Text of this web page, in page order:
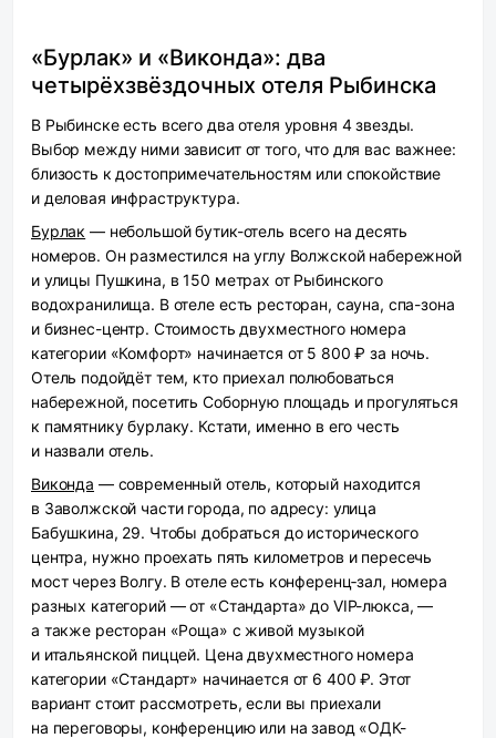
«Бурлак» и «Виконда»: два
четырёхзвёздочных отеля Рыбинска
В Рыбинске есть всего два отеля уровня 4 звезды.
Выбор между ними зависит от того, что для вас важнее:
близость к достопримечательностям или спокойствие
и деловая инфраструктура.
Бурлак — небольшой бутик-отель всего на десять
номеров. Он разместился на углу Волжской набережной
и улицы Пушкина, в 150 метрах от Рыбинского
водохранилища. В отеле есть ресторан, сауна, спа-зона
и бизнес-центр. Стоимость двухместного номера
категории «Комфорт» начинается от 5 800 ₽ за ночь.
Отель подойдёт тем, кто приехал полюбоваться
набережной, посетить Соборную площадь и прогуляться
к памятнику бурлаку. Кстати, именно в его честь
и назвали отель.
Виконда — современный отель, который находится
в Заволжской части города, по адресу: улица
Бабушкина, 29. Чтобы добраться до исторического
центра, нужно проехать пять километров и пересечь
мост через Волгу. В отеле есть конференц‑зал, номера
разных категорий — от «Стандарта» до VIP-люкса, —
а также ресторан «Роща» с живой музыкой
и итальянской пиццей. Цена двухместного номера
категории «Стандарт» начинается от 6 400 ₽. Этот
вариант стоит рассмотреть, если вы приехали
на переговоры, конференцию или на завод «ОДК-